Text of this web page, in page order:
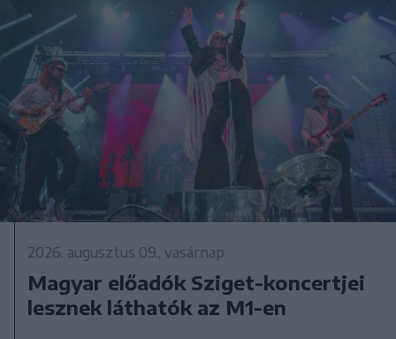
2026. augusztus 09., vasárnap
Magyar előadók Sziget-koncertjei
lesznek láthatók az M1-en